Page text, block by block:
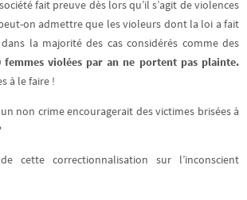
fait preuve dès lors qu’il s’agit de violences
on admettre que les violeurs dont la loi a fait
la majorité des cas considérés comme des
femmes violées par an ne portent pas plainte.
à le faire !
non crime encouragerait des victimes brisées à
cette correctionnalisation sur l’inconscient